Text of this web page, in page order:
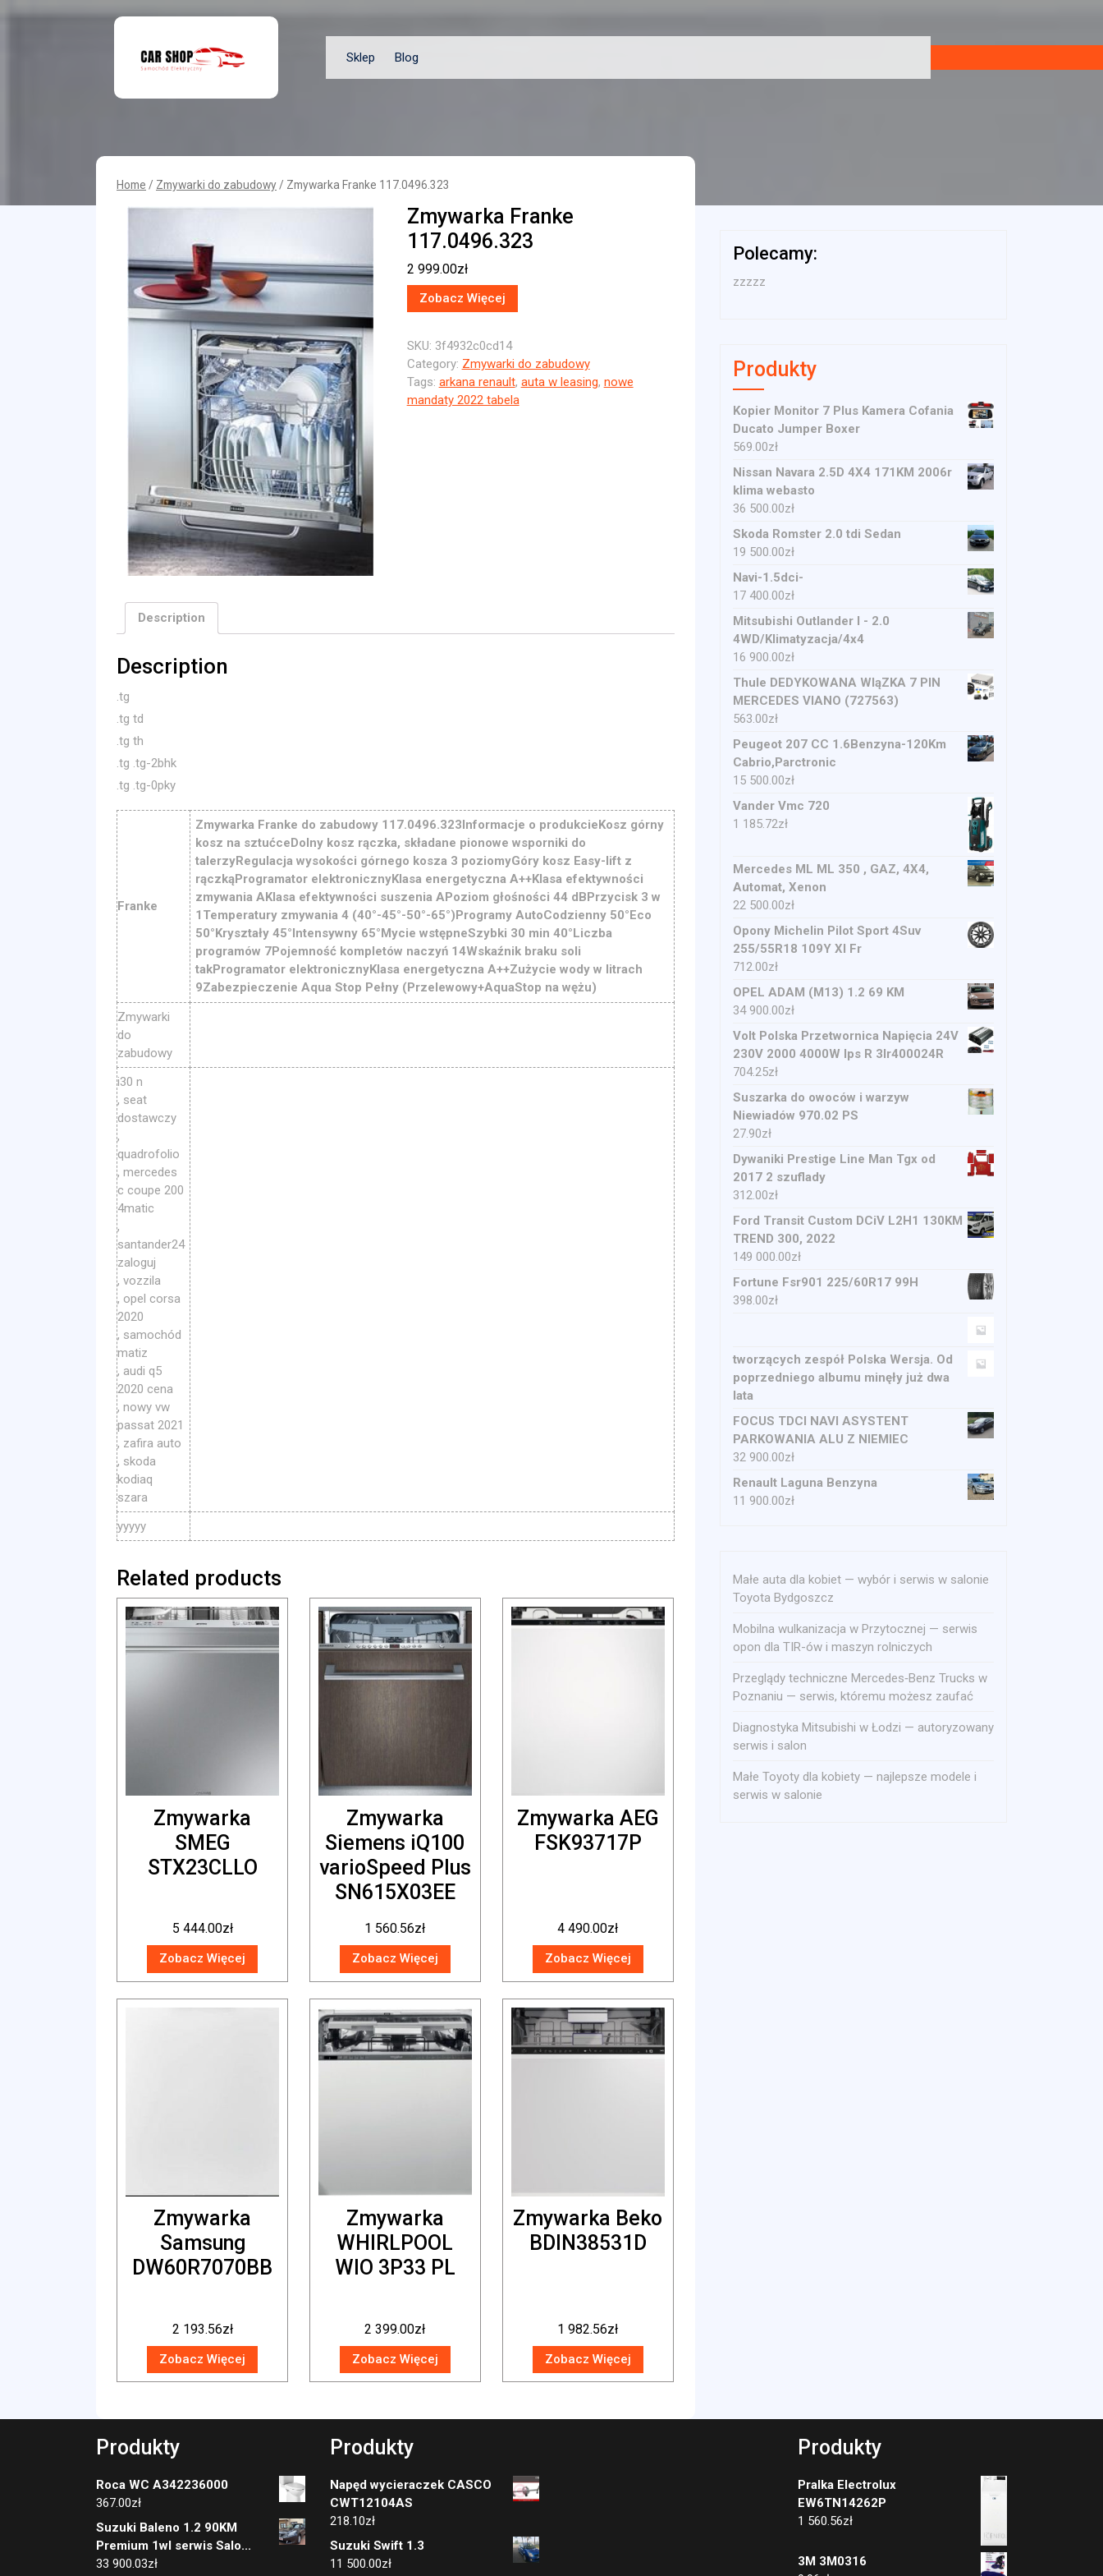
Sklep
Blog
Home / Zmywarki do zabudowy / Zmywarka Franke 117.0496.323
Zmywarka Franke
117.0496.323
2 999.00zł
Zobacz Więcej
SKU: 3f4932c0cd14
Category: Zmywarki do zabudowy
Tags: arkana renault, auta w leasing, nowe
mandaty 2022 tabela
Description
Description
.tg
.tg td
.tg th
.tg .tg-2bhk
.tg .tg-0pky
Franke
Zmywarka Franke do zabudowy 117.0496.323Informacje o produkcieKosz górny
kosz na sztućceDolny kosz rączka, składane pionowe wsporniki do
talerzyRegulacja wysokości górnego kosza 3 poziomyGóry kosz Easy-lift z
rączkąProgramator elektronicznyKlasa energetyczna A++Klasa efektywności
zmywania AKlasa efektywności suszenia APoziom głośności 44 dBPrzycisk 3 w
1Temperatury zmywania 4 (40°-45°-50°-65°)Programy AutoCodzienny 50°Eco
50°Kryształy 45°Intensywny 65°Mycie wstępneSzybki 30 min 40°Liczba
programów 7Pojemność kompletów naczyń 14Wskaźnik braku soli
takProgramator elektronicznyKlasa energetyczna A++Zużycie wody w litrach
9Zabezpieczenie Aqua Stop Pełny (Przelewowy+AquaStop na wężu)
Zmywarki
do
zabudowy
i30 n
, seat
dostawczy
,
quadrofolio
, mercedes
c coupe 200
4matic
,
santander24
zaloguj
, vozzila
, opel corsa
2020
, samochód
matiz
, audi q5
2020 cena
, nowy vw
passat 2021
, zafira auto
, skoda
kodiaq
szara
yyyyy
Related products
Zmywarka
SMEG
STX23CLLO
5 444.00zł
Zobacz Więcej
Zmywarka
Siemens iQ100
varioSpeed Plus
SN615X03EE
1 560.56zł
Zobacz Więcej
Zmywarka AEG
FSK93717P
4 490.00zł
Zobacz Więcej
Zmywarka
Samsung
DW60R7070BB
2 193.56zł
Zobacz Więcej
Zmywarka
WHIRLPOOL
WIO 3P33 PL
2 399.00zł
Zobacz Więcej
Zmywarka Beko
BDIN38531D
1 982.56zł
Zobacz Więcej
Polecamy:
zzzzz
Produkty
Kopier Monitor 7 Plus Kamera Cofania
Ducato Jumper Boxer
569.00zł
Nissan Navara 2.5D 4X4 171KM 2006r
klima webasto
36 500.00zł
Skoda Romster 2.0 tdi Sedan
19 500.00zł
Navi-1.5dci-
17 400.00zł
Mitsubishi Outlander I - 2.0
4WD/Klimatyzacja/4x4
16 900.00zł
Thule DEDYKOWANA WIąZKA 7 PIN
MERCEDES VIANO (727563)
563.00zł
Peugeot 207 CC 1.6Benzyna-120Km
Cabrio,Parctronic
15 500.00zł
Vander Vmc 720
1 185.72zł
Mercedes ML ML 350 , GAZ, 4X4,
Automat, Xenon
22 500.00zł
Opony Michelin Pilot Sport 4Suv
255/55R18 109Y Xl Fr
712.00zł
OPEL ADAM (M13) 1.2 69 KM
34 900.00zł
Volt Polska Przetwornica Napięcia 24V
230V 2000 4000W Ips R 3Ir400024R
704.25zł
Suszarka do owoców i warzyw
Niewiadów 970.02 PS
27.90zł
Dywaniki Prestige Line Man Tgx od
2017 2 szuflady
312.00zł
Ford Transit Custom DCiV L2H1 130KM
TREND 300, 2022
149 000.00zł
Fortune Fsr901 225/60R17 99H
398.00zł
tworzących zespół Polska Wersja. Od
poprzedniego albumu minęły już dwa
lata
FOCUS TDCI NAVI ASYSTENT
PARKOWANIA ALU Z NIEMIEC
32 900.00zł
Renault Laguna Benzyna
11 900.00zł
Małe auta dla kobiet — wybór i serwis w salonie
Toyota Bydgoszcz
Mobilna wulkanizacja w Przytocznej — serwis
opon dla TIR-ów i maszyn rolniczych
Przeglądy techniczne Mercedes‑Benz Trucks w
Poznaniu — serwis, któremu możesz zaufać
Diagnostyka Mitsubishi w Łodzi — autoryzowany
serwis i salon
Małe Toyoty dla kobiety — najlepsze modele i
serwis w salonie
Produkty
Roca WC A342236000
367.00zł
Suzuki Baleno 1.2 90KM
Premium 1wl serwis Salo...
33 900.03zł
Produkty
Napęd wycieraczek CASCO
CWT12104AS
218.10zł
Suzuki Swift 1.3
11 500.00zł
Produkty
Pralka Electrolux
EW6TN14262P
1 560.56zł
3M 3M0316